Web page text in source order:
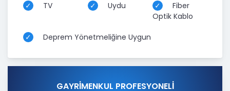
TV Uydu
Fiber
Optik Kablo
Deprem Yönetmeliğine Uygun
GAYRİMENKUL PROFESYONELİ